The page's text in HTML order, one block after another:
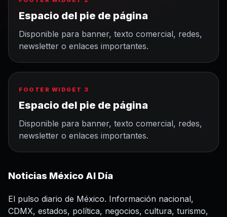
Espacio del pie de página
Disponible para banner, texto comercial, redes,
newsletter o enlaces importantes.
FOOTER WIDGET 3
Espacio del pie de página
Disponible para banner, texto comercial, redes,
newsletter o enlaces importantes.
Noticias México Al Día
El pulso diario de México. Información nacional,
CDMX, estados, política, negocios, cultura, turismo,